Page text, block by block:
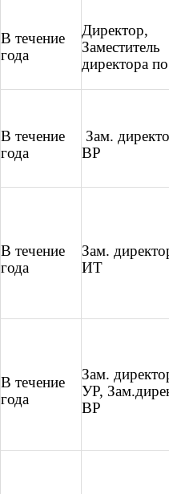
В течение
года
Директор,
Заместитель
директора
В течение
года
Зам.
ВР
В течение
года
Зам.
ИТ
В течение
года
Зам.
УР,
ВР